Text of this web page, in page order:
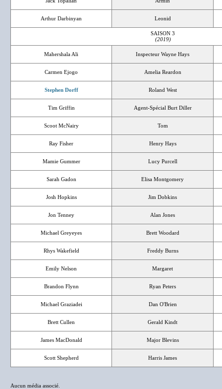
Arthur Darbinyan Leonid
SAISON 3
(2019)
Mahershala Ali Inspecteur Wayne Hays
Carmen Ejogo Amelia Reardon
Stephen Dorff Roland West
Tim Griffin Agent-Spécial Burt Diller
Scoot McNairy Tom
Ray Fisher Henry Hays
Mamie Gummer Lucy Purcell
Sarah Gadon Elisa Montgomery
Josh Hopkins Jim Dobkins
Jon Tenney Alan Jones
Michael Greyeyes Brett Woodard
Rhys Wakefield Freddy Burns
Emily Nelson Margaret
Brandon Flynn Ryan Peters
Michael Graziadei Dan O'Brien
Brett Cullen Gerald Kindt
James MacDonald Major Blevins
Scott Shepherd Harris James
Aucun média associé.